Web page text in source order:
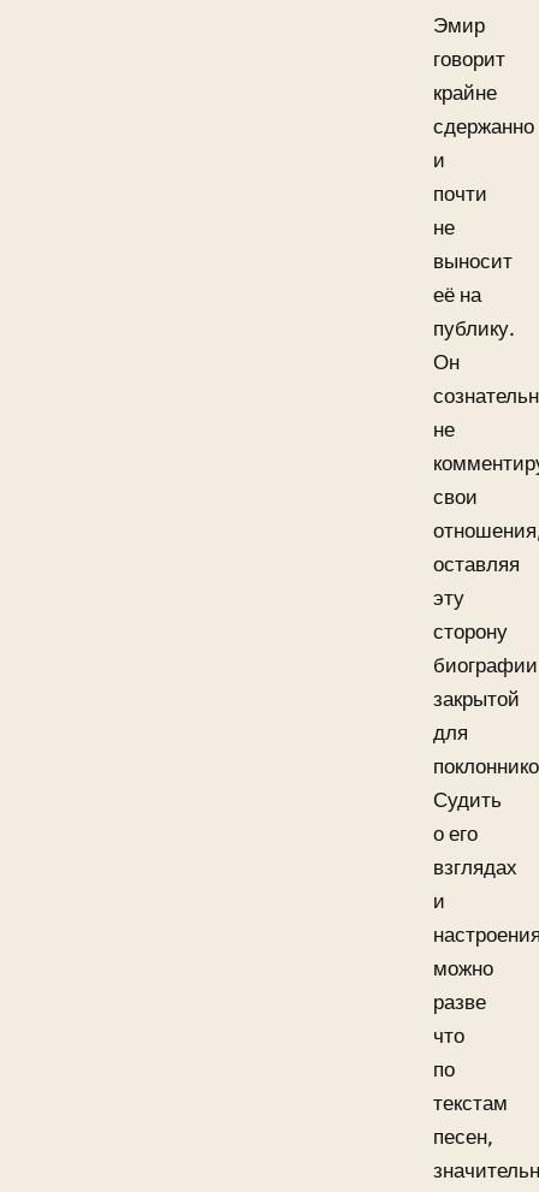
Эмир
говорит
крайне
сдержанно
и
почти
не
выносит
её на
публику.
Он
не
свои
оставляя
эту
сторону
биографии
закрытой
для
Судить
о его
взглядах
и
можно
разве
что
по
текстам
песен,